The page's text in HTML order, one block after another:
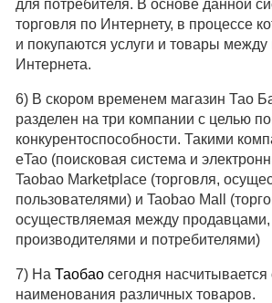
для потребителя. В основе данной
торговля по Интернету, в процессе
и покупаются услуги и товары между
Интернета.
6) В скором временем магазин Тао
разделен на три компании с целью
конкурентоспособности. Такими
eTao (поисковая система и
Taobao Marketplace (торговля,
пользователями) и Taobao Mall
осуществляемая между продавцами,
производителями и потребителями)
7) На Таобаосегодня
наименования различных товаров.